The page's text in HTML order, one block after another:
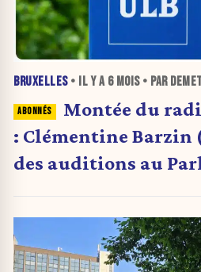
BRUXELLES• IL Y A 6 MOIS• PAR
Montée du
: Clémentine Barzin
des auditions au